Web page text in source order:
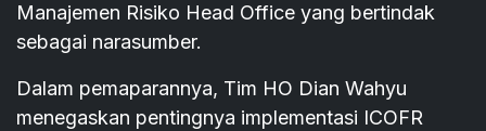
Manajemen Risiko Head Office yang bertindak
sebagai narasumber.
Dalam pemaparannya, Tim HO Dian Wahyu
menegaskan pentingnya implementasi ICOFR